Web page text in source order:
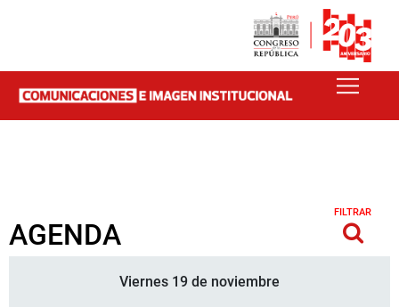
AGENDA
FILTRAR
Viernes 19 de noviembre